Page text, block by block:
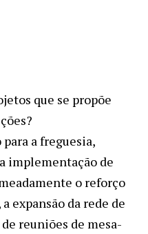
que se propõe
a freguesia,
implementação de
o reforço
expansão da rede de
reuniões de mesa-